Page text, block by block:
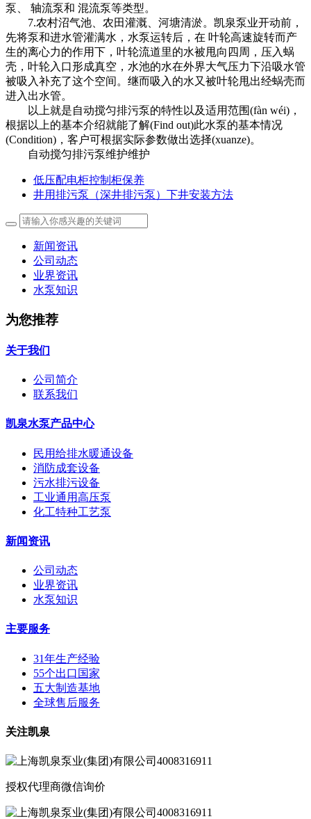
泵、 轴流泵和 混流泵等类型。
7.农村沼气池、农田灌溉、河塘清淤。凯泉泵业开动前，
先将泵和进水管灌满水，水泵运转后，在 叶轮高速旋转而产
生的离心力的作用下，叶轮流道里的水被甩向四周，压入蜗
壳，叶轮入口形成真空，水池的水在外界大气压力下沿吸水管
被吸入补充了这个空间。继而吸入的水又被叶轮甩出经蜗壳而
进入出水管。
以上就是自动搅匀排污泵的特性以及适用范围(fàn wéi)，
根据以上的基本介绍就能了解(Find out)此水泵的基本情况
(Condition)，客户可根据实际参数做出选择(xuanze)。
自动搅匀排污泵维护维护
低压配电柜控制柜保养
井用排污泵（深井排污泵）下井安装方法
新闻资讯
公司动态
业界资讯
水泵知识
为您推荐
关于我们
公司简介
联系我们
凯泉水泵产品中心
民用给排水暖通设备
消防成套设备
污水排污设备
工业通用高压泵
化工特种工艺泵
新闻资讯
公司动态
业界资讯
水泵知识
主要服务
31年生产经验
55个出口国家
五大制造基地
全球售后服务
关注凯泉
授权代理商微信询价